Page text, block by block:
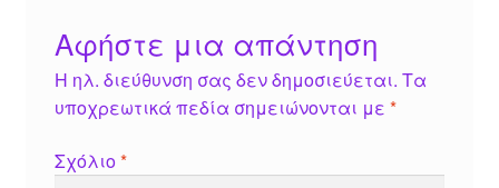
Αφήστε μια απάντηση
Η ηλ. διεύθυνση σας δεν δημοσιεύεται. Τα
υποχρεωτικά πεδία σημειώνονται με *
Σχόλιο*